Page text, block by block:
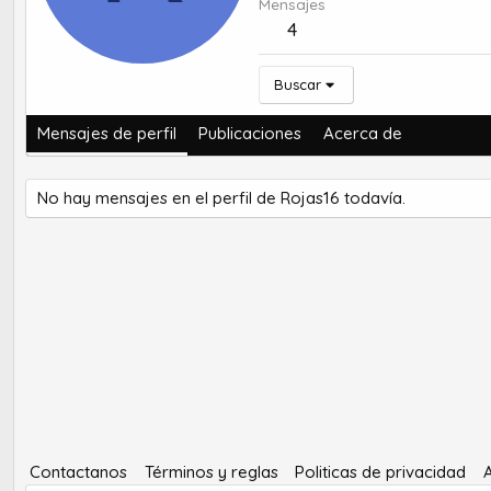
Mensajes
4
Buscar
Mensajes de perfil Publicaciones Acerca de
No hay mensajes en el perfil de Rojas16 todavía.
Contactanos Términos y reglas Politicas de privacidad